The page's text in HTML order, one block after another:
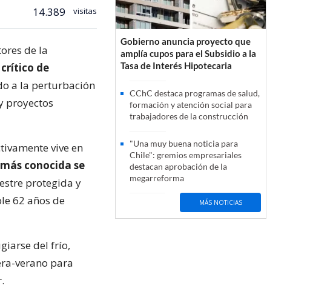
14.389 visitas
de la
de
a la perturbación
proyectos
vive en
conocida se
protegida y
62 años de
del frío,
verano para
Gobierno anuncia proyecto que
amplía cupos para el Subsidio a la
Tasa de Interés Hipotecaria
CChC destaca programas de salud,
formación y atención social para
trabajadores de la construcción
"Una muy buena noticia para
Chile": gremios empresariales
destacan aprobación de la
megarreforma
MÁS NOTICIAS